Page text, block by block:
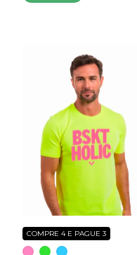
COMPRE 4 E PAGUE 3